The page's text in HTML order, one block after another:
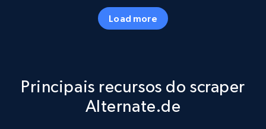
price, Currency, Availability, Reviews count, and
Load more
Principais recursos do scraper
Alternate.de